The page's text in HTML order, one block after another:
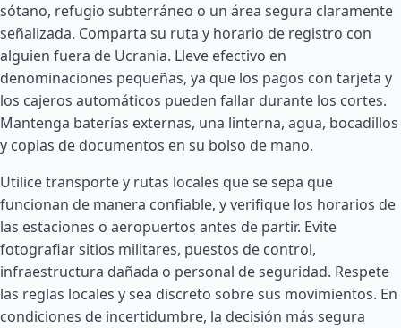
sótano, refugio subterráneo o un área segura claramente
señalizada. Comparta su ruta y horario de registro con
alguien fuera de Ucrania. Lleve efectivo en
denominaciones pequeñas, ya que los pagos con tarjeta y
los cajeros automáticos pueden fallar durante los cortes.
Mantenga baterías externas, una linterna, agua, bocadillos
y copias de documentos en su bolso de mano.
Utilice transporte y rutas locales que se sepa que
funcionan de manera confiable, y verifique los horarios de
las estaciones o aeropuertos antes de partir. Evite
fotografiar sitios militares, puestos de control,
infraestructura dañada o personal de seguridad. Respete
las reglas locales y sea discreto sobre sus movimientos. En
condiciones de incertidumbre, la decisión más segura